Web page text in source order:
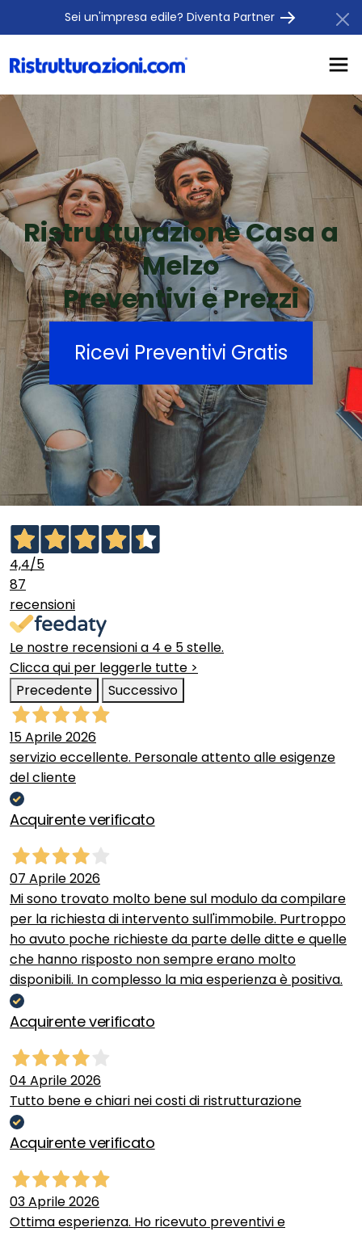
Sei un'impresa edile? Diventa Partner
Ristrutturazione Casa a
Melzo
Preventivi e Prezzi
Ricevi Preventivi Gratis
4,4/5
87
recensioni
Le nostre recensioni a 4 e 5 stelle.
Clicca qui per leggerle tutte >
Precedente
Successivo
15 Aprile 2026
servizio eccellente. Personale attento alle esigenze
del cliente
Acquirente verificato
07 Aprile 2026
Mi sono trovato molto bene sul modulo da compilare
per la richiesta di intervento sull'immobile. Purtroppo
ho avuto poche richieste da parte delle ditte e quelle
che hanno risposto non sempre erano molto
disponibili. In complesso la mia esperienza è positiva.
Acquirente verificato
04 Aprile 2026
Tutto bene e chiari nei costi di ristrutturazione
Acquirente verificato
03 Aprile 2026
Ottima esperienza. Ho ricevuto preventivi e